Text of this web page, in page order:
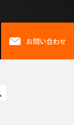
お問い合わせ